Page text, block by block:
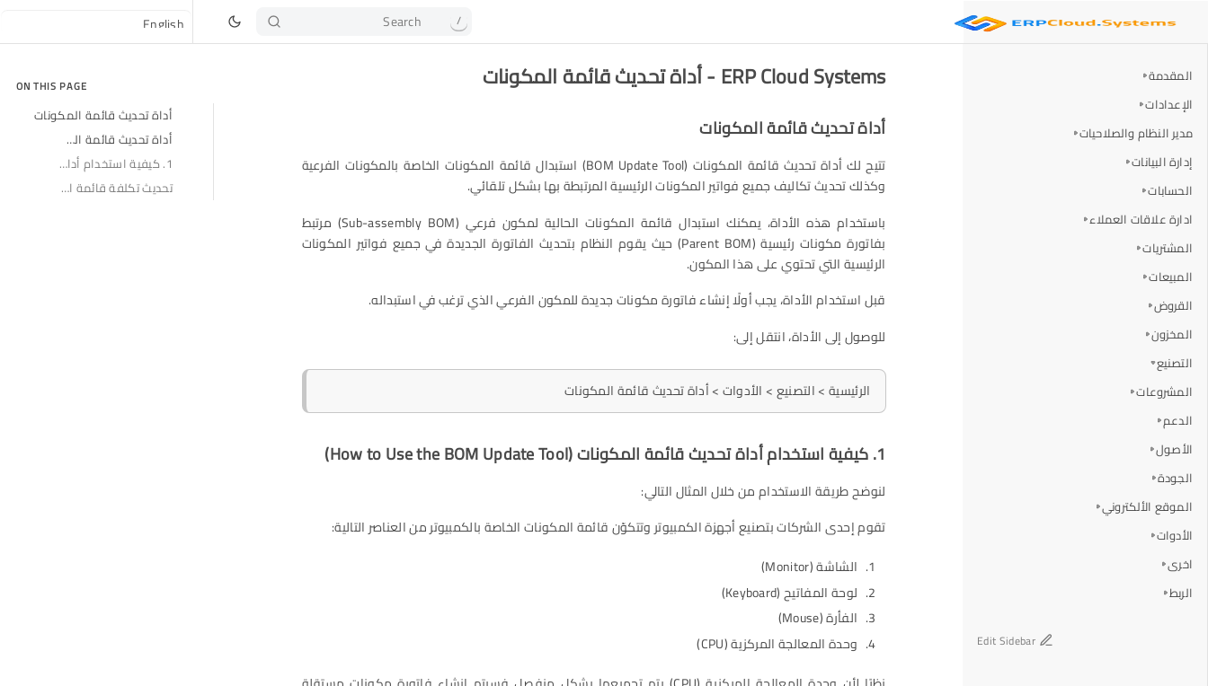
Search /
المقدمة
الإعدادات
مدير النظام والصلاحيات
إدارة البيانات
الحسابات
ادارة علاقات العملاء
المشتريات
المبيعات
القروض
المخزون
التصنيع
المشروعات
الدعم
الأصول
الجودة
الموقع الألكتروني
الأدوات
اخرى
الربط
Edit Sidebar
ERP Cloud Systems - أداة تحديث قائمة المكونات
أداة تحديث قائمة المكونات
تتيح لك أداة تحديث قائمة المكونات (BOM Update Tool) استبدال قائمة المكونات الخاصة بالمكونات الفرعية
وكذلك تحديث تكاليف جميع فواتير المكونات الرئيسية المرتبطة بها بشكل تلقائي.
باستخدام هذه الأداة، يمكنك استبدال قائمة المكونات الحالية لمكون فرعي (Sub-assembly BOM) مرتبط
بفاتورة مكونات رئيسية (Parent BOM) حيث يقوم النظام بتحديث الفاتورة الجديدة في جميع فواتير المكونات
الرئيسية التي تحتوي على هذا المكون.
قبل استخدام الأداة، يجب أولًا إنشاء فاتورة مكونات جديدة للمكون الفرعي الذي ترغب في استبداله.
للوصول إلى الأداة، انتقل إلى:
الرئيسية > التصنيع > الأدوات > أداة تحديث قائمة المكونات
1. كيفية استخدام أداة تحديث قائمة المكونات (How to Use the BOM Update Tool)
لنوضح طريقة الاستخدام من خلال المثال التالي:
تقوم إحدى الشركات بتصنيع أجهزة الكمبيوتر وتتكوّن قائمة المكونات الخاصة بالكمبيوتر من العناصر التالية:
الشاشة (Monitor)
لوحة المفاتيح (Keyboard)
الفأرة (Mouse)
وحدة المعالجة المركزية (CPU)
ON THIS PAGE
أداة تحديث قائمة المكونات
أداة تحديث قائمة المكونات
1. كيفية استخدام أداة تحديث قائمة المكونات (How to Use the BOM Update Tool)
تحديث تكلفة قائمة المكونات